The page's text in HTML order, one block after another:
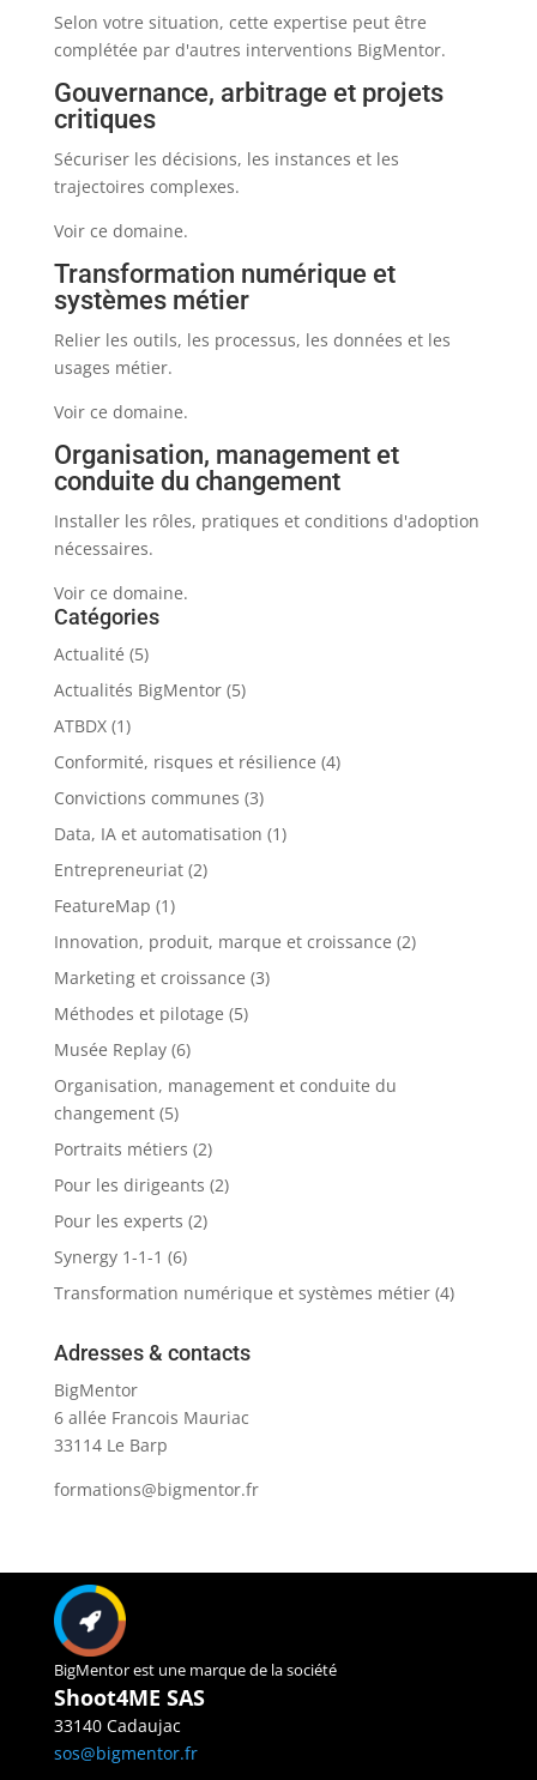
Selon votre situation, cette expertise peut être
complétée par d'autres interventions BigMentor.
Gouvernance, arbitrage et projets
critiques
Sécuriser les décisions, les instances et les
trajectoires complexes.
Voir ce domaine.
Transformation numérique et
systèmes métier
Relier les outils, les processus, les données et les
usages métier.
Voir ce domaine.
Organisation, management et
conduite du changement
Installer les rôles, pratiques et conditions d'adoption
nécessaires.
Voir ce domaine.
Catégories
Actualité (5)
Actualités BigMentor(5)
ATBDX(1)
Conformité, risques et résilience (4)
Convictions communes (3)
Data, IA et automatisation (1)
Entrepreneuriat(2)
FeatureMap (1)
Innovation, produit, marque et croissance (2)
Marketing et croissance (3)
Méthodes et pilotage (5)
Musée Replay(6)
Organisation, management et conduite du
changement(5)
Portraits métiers (2)
Pour les dirigeants (2)
Pour les experts (2)
Synergy 1-1-1 (6)
Transformation numérique et systèmes métier(4)
Adresses & contacts
BigMentor
6 allée Francois Mauriac
33114 Le Barp
formations@bigmentor.fr
BigMentor est une marque de la société
Shoot4ME SAS
33140 Cadaujac
sos@bigmentor.fr